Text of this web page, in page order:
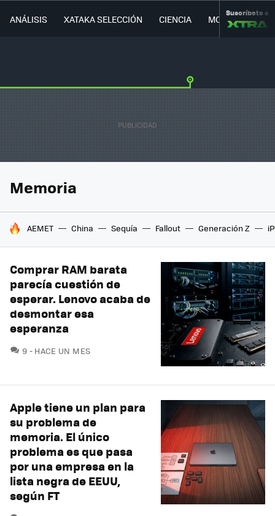
ANÁLISIS XATAKA SELECCIÓN CIENCIA MOVILIDAD
Suscríbete a
Memoria
HOY SE HABLA DE
AEMET China Sequía Fallout Generación Z
Comprar RAM barata
parecía cuestión de
esperar. Lenovo acaba de
desmontar esa
esperanza
9 COMENTARIOS
HACE UN MES
Apple tiene un plan para
su problema de
memoria. El único
problema es que pasa
por una empresa en la
lista negra de EEUU,
según FT